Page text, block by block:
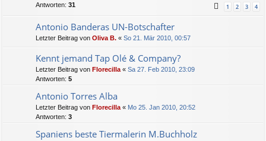
Antworten: 31 1 2 3 4
Antonio Banderas UN-Botschafter
Letzter Beitrag von Oliva B. « So 21. Mär 2010, 00:57
Kennt jemand Tap Olé & Company?
Letzter Beitrag von Florecilla « Sa 27. Feb 2010, 23:09
Antworten: 5
Antonio Torres Alba
Letzter Beitrag von Florecilla « Mo 25. Jan 2010, 20:52
Antworten: 3
Spaniens beste Tiermalerin M.Buchholz